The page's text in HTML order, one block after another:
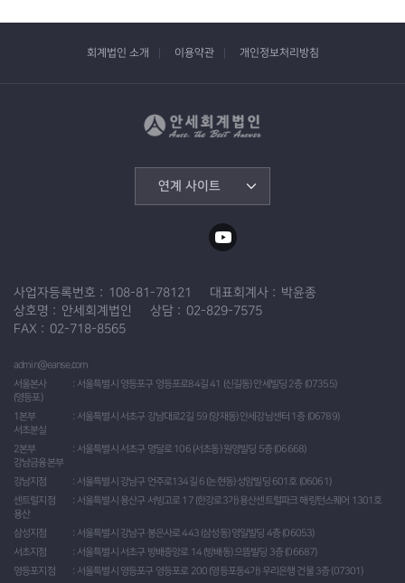
회계법인 소개 이용약관 개인정보처리방침
연계 사이트
사업자등록번호 108-81-78121 대표회계사
박윤종
상호명
안세회계법인 상담
02-829-7575
FAX
02-718-8565
admin@eanse.com
서울본사
(영등포)
서울특별시 영등포구 영등포로84길 41 (신길동) 안세빌딩 2층 (07355)
1본부
서초분실
서울특별시 서초구 강남대로2길 59 (양재동) 안세강남센터 1층 (06789)
2본부
강남금융본부
서울특별시 서초구 명달로 106 (서초동) 원영빌딩 5층 (06668)
강남지점
서울특별시 강남구 언주로134길 6 (논현동) 성암빌딩 601호 (06061)
센트럴지점
용산
서울특별시 용산구 서빙고로 17 (한강로3가) 용산센트럴파크 해링턴스퀘어 1301호
삼성지점
서울특별시 강남구 봉은사로 443 (삼성동) 영일빌딩 4층 (06053)
서초지점
서울특별시 서초구 방배중앙로 14 (방배동) 으뜸빌딩 3층 (06687)
영등포지점
서울특별시 영등포구 영등포로 200 (영등포동4가) 우리은행 건물 3층 (07301)